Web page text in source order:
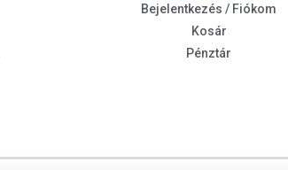
Bejelentkezés / Fiókom
Kosár
Pénztár